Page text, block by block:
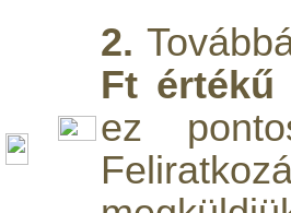
2.
Ft értékű
ez